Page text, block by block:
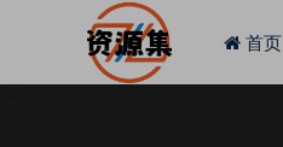
首页